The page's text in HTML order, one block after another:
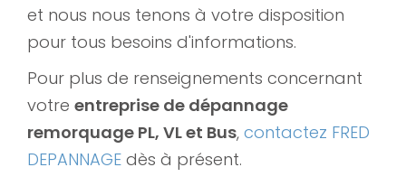
et nous nous tenons à votre disposition
pour tous besoins d'informations.
Pour plus de renseignements concernant
votre entreprise de dépannage
remorquage PL, VL et Bus, contactez FRED
DEPANNAGE dès à présent.